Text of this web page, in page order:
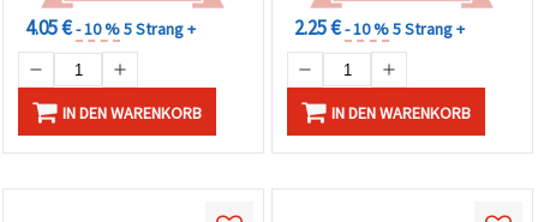
4.05 €- 10 %5 Strang +
IN DEN WARENKORB
2.25 €- 10 %5 Strang +
IN DEN WARENKORB